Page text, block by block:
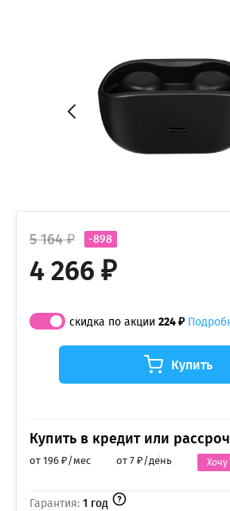
-898
5 164 ₽
4 266 ₽
Гарантия: 1 год
скидка по акции 224 ₽
Купить
Купить в кредит или
от 196 ₽/мес от 7 ₽/день Хочу